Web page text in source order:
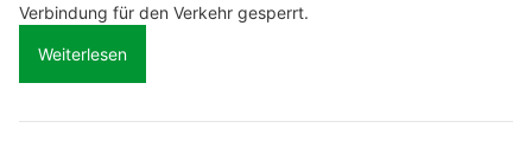
Verbindung für den Verkehr gesperrt.
Weiterlesen